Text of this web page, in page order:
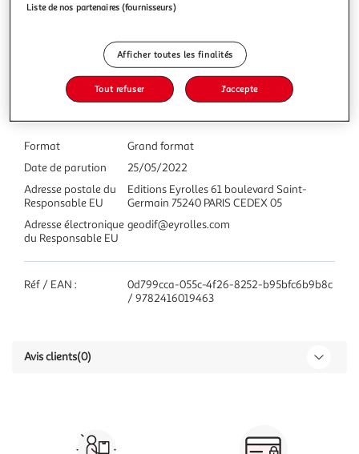
Caractéristiques
Format
Grand format
Date de parution
25/05/2022
Adresse postale du
Responsable EU
Editions Eyrolles 61 boulevard Saint-
Germain 75240 PARIS CEDEX 05
Adresse électronique
du Responsable EU
geodif@eyrolles.com
Réf / EAN :
0d799cca-055c-4f26-8252-b95bfc6b9b8c
/ 9782416019463
Avis clients(0)
Liste de nos partenaires (fournisseurs)
Afficher toutes les finalités
Tout refuser J'accepte